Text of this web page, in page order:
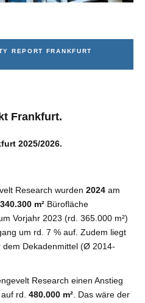
REPORT FRANKFURT
Frankfurt.
2025/2026.
Research wurden2024 am
340.300 m² Bürofläche
Vorjahr 2023 (rd. 365.000 m²)
um rd. 7 % auf. Zudem liegt
Dekadenmittel (Ø 2014-
Research einen Anstieg
auf rd.480.000 m² . Das wäre der